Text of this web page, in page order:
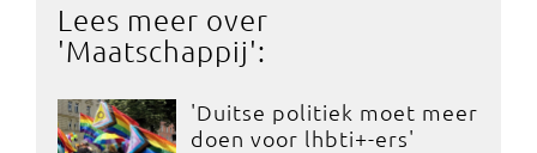
Lees meer over
'Maatschappij':
'Duitse politiek moet meer
doen voor lhbti+-ers'